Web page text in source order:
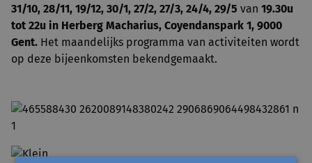
31/10, 28/11, 19/12, 30/1, 27/2, 27/3, 24/4, 29/5 van 19.30u
tot 22u in Herberg Macharius, Coyendanspark 1, 9000
Gent. Het maandelijks programma van activiteiten wordt
op deze bijeenkomsten bekendgemaakt.